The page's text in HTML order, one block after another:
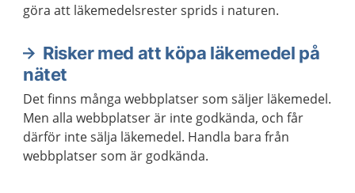
göra att läkemedelsrester sprids i naturen.
Risker med att köpa läkemedel på
nätet
Det finns många webbplatser som säljer läkemedel.
Men alla webbplatser är inte godkända, och får
därför inte sälja läkemedel. Handla bara från
webbplatser som är godkända.